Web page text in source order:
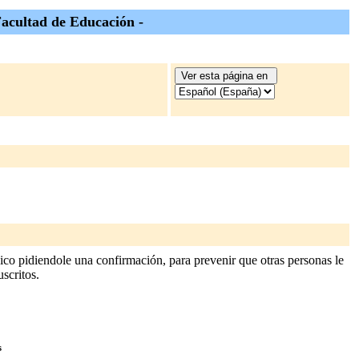
de Educación -
pidiendole una confirmación, para prevenir que otras personas le